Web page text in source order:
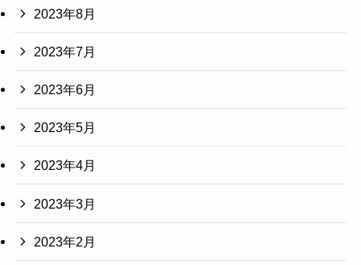
2023年8月
2023年7月
2023年6月
2023年5月
2023年4月
2023年3月
2023年2月